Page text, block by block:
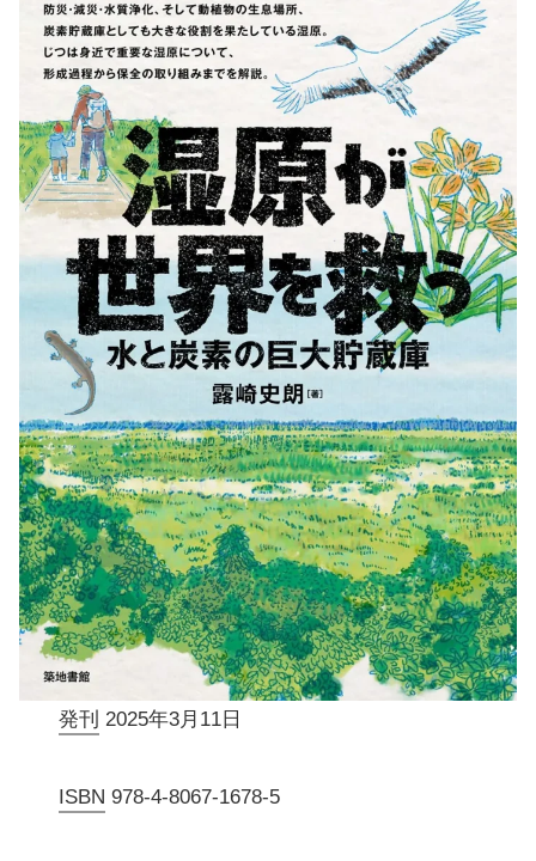
発刊 2025年3月11日
ISBN 978-4-8067-1678-5